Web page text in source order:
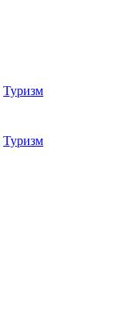
Туризм
Туризм